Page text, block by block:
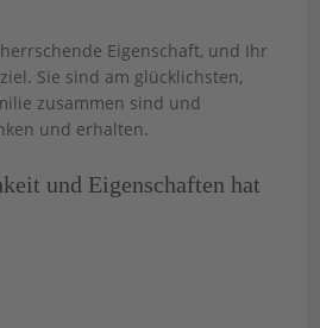
Eigenschaft, und Ihr
Sie sind am glücklichsten,
zusammen sind und
und erhalten.
und Eigenschaften hat